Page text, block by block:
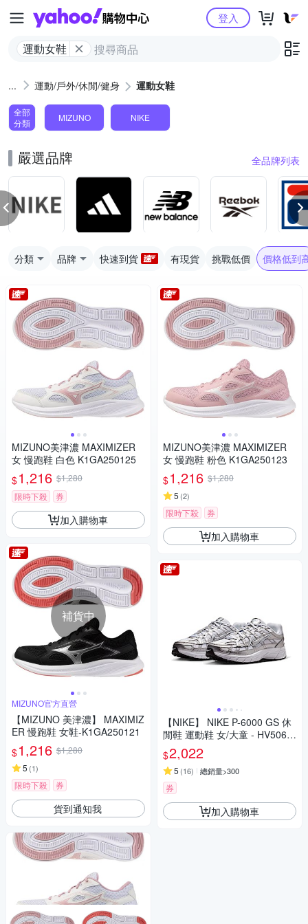
Yahoo購物中心
運動女鞋
登入
運動/戶外/休閒/健身 運動女鞋
全部
分類
MIZUNO NIKE
嚴選品牌 全品牌列表
分類 品牌 快速到貨 有現貨 挑戰低價 價格低到
MIZUNO美津濃 MAXIMIZER
女 慢跑鞋 白色 K1GA250125
$1,216 $1,280
限時下殺
券
加入購物車
補貨中
MIZUNO官方直營
【MIZUNO 美津濃】 MAXIMIZ
ER 慢跑鞋 女鞋-K1GA250121
$1,216 $1,280
5 (1)
限時下殺 券
貨到通知我
MIZUNO美津濃 MAXIMIZER
女 慢跑鞋 粉色 K1GA250123
$1,216 $1,280
5 (2)
限時下殺 券
加入購物車
【NIKE】 NIKE P-6000 GS 休
閒鞋 運動鞋 女/大童 - HV5064
101
$2,022
5 (16) 總銷量>300
券
加入購物車